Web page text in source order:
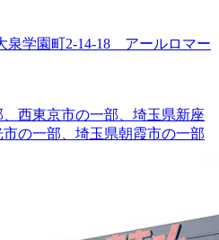
泉学園町2-14-18 アールロマー
西東京市の一部、埼玉県新座
の一部、埼玉県朝霞市の一部